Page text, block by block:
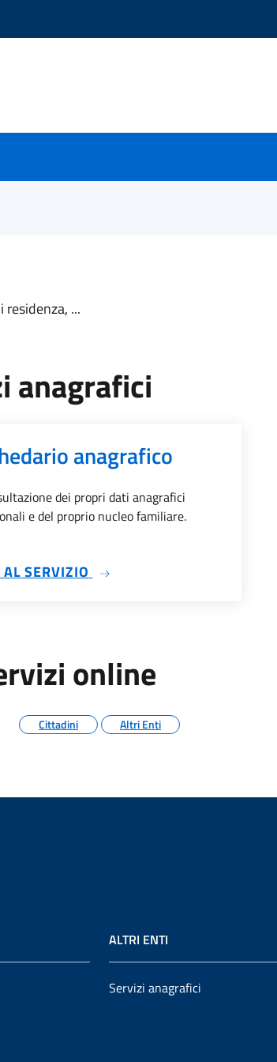
...
anagrafici
anagrafico
dei propri dati anagrafici
e del proprio nucleo familiare.
SERVIZIO SU SCHEDARIO ANAGRAFICO
online
Cittadini Altri Enti
ALTRI ENTI
Servizi anagrafici